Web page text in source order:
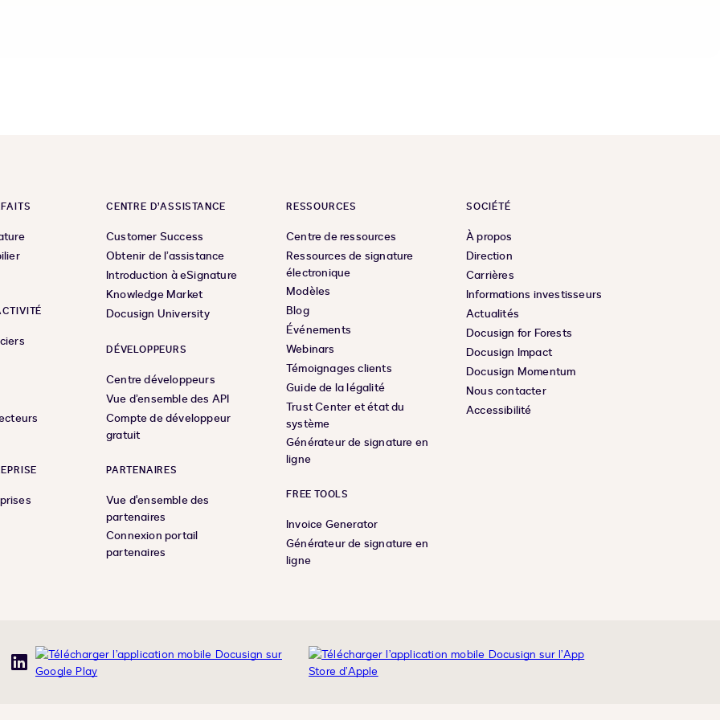
CENTRE D’ASSISTANCE
Customer Success
Obtenir de l’assistance
Introduction à eSignature
Knowledge Market
Docusign University
DÉVELOPPEURS
Centre développeurs
Vue d’ensemble des API
Compte de développeur
gratuit
PARTENAIRES
Vue d'ensemble des
partenaires
Connexion portail
partenaires
RESSOURCES
Centre de ressources
Ressources de signature
électronique
Modèles
Blog
Événements
Webinars
Témoignages clients
Guide de la légalité
Trust Center et état du
système
Générateur de signature en
ligne
FREE TOOLS
Invoice Generator
Générateur de signature en
ligne
SOCIÉTÉ
À propos
Direction
Carrières
Informations investisseurs
Actualités
Docusign for Forests
Docusign Impact
Docusign Momentum
Nous contacter
Accessibilité
LinkedIn